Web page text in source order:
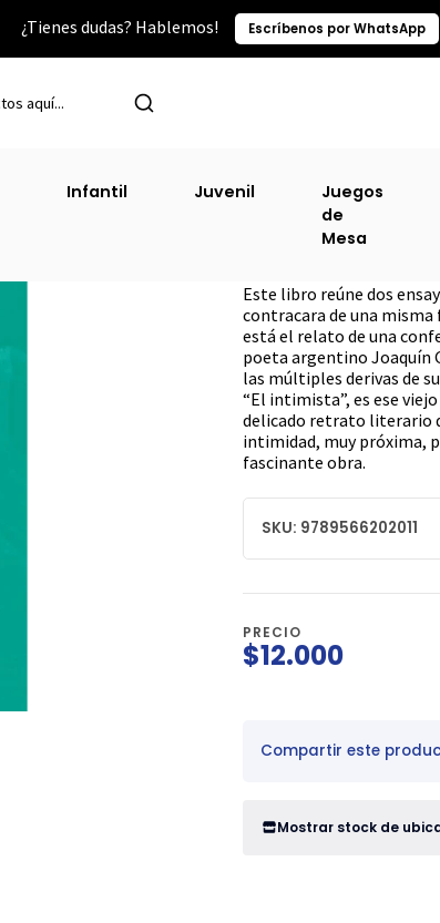
¿Tienes dudas? Hablemos! Escríbenos por WhatsApp
Infantil Juvenil
Juegos
de
Mesa
Gianuzzi El
Este libro reúne dos
contracara de una
está el relato de una
poeta argentino Joaquín
las múltiples derivas de
“El intimista”, es ese
delicado retrato literario
intimidad, muy próxima,
fascinante obra.
SKU: 9789566202011
PRECIO
$12.000
Compartir este
Mostrar stock de